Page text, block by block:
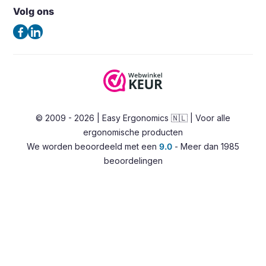
Algemene voorwaarden
Privacybeleid
Verlichting
Ergonomische bureaustoelen
Zit-sta bureaus
Nederland
(Geen bezoekadres)
info@easy-ergonomics.nl
Volg ons
© 2009 - 2026 | Easy Ergonomics 🇳🇱 | Voor alle
ergonomische producten
We worden beoordeeld met een 9.0 - Meer dan 1985
beoordelingen